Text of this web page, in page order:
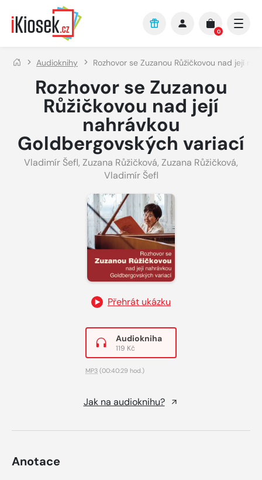
Přejít na hlavní obsah
0
Audioknihy Rozhovor se Zuzanou Růžičkovou nad její
Rozhovor se Zuzanou
Růžičkovou nad její
nahrávkou
Goldbergovských variací
Vladimír Šefl, Zuzana Růžičková, Zuzana Růžičková,
Vladimír Šefl
Přehrát ukázku
Audiokniha
119 Kč
MP3 (00:40:29 hod.)
Jak na audioknihu?
Anotace